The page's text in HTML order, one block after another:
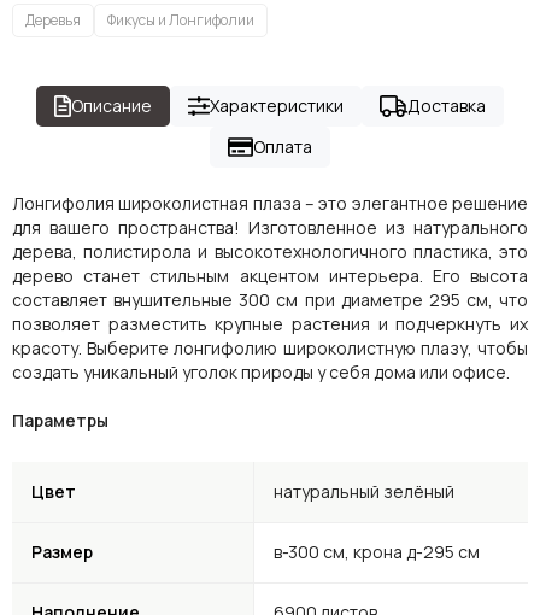
Деревья Фикусы и Лонгифолии
Описание Характеристики
Доставка
Оплата
Лонгифолия широколистная плаза – это элегантное решение
для вашего пространства! Изготовленное из натурального
дерева, полистирола и высокотехнологичного пластика, это
дерево станет стильным акцентом интерьера. Его высота
составляет внушительные 300 см при диаметре 295 см, что
позволяет разместить крупные растения и подчеркнуть их
красоту. Выберите лонгифолию широколистную плазу, чтобы
создать уникальный уголок природы у себя дома или офисе.
Параметры
Цвет натуральный зелёный
Размер в-300 см, крона д-295 см